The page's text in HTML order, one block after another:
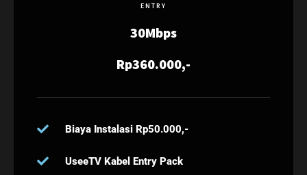
ENTRY
30Mbps
Rp360.000,-
Biaya Instalasi Rp50.000,-
UseeTV Kabel Entry Pack